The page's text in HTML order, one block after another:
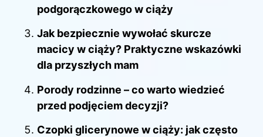
podgorączkowego w ciąży
Jak bezpiecznie wywołać skurcze
macicy w ciąży? Praktyczne wskazówki
dla przyszłych mam
Porody rodzinne – co warto wiedzieć
przed podjęciem decyzji?
Czopki glicerynowe w ciąży: jak często